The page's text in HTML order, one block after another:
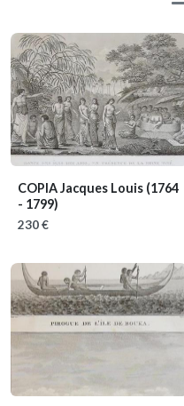
COPIA Jacques Louis (1764
- 1799)
230 €